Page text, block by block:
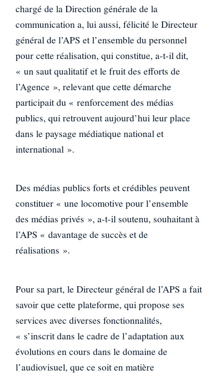
chargé de la Direction générale de la
communication a, lui aussi, félicité le Directeur
général de l’APS et l’ensemble du personnel
pour cette réalisation, qui constitue, a-t-il dit,
« un saut qualitatif et le fruit des efforts de
l’Agence », relevant que cette démarche
participait du « renforcement des médias
publics, qui retrouvent aujourd’hui leur place
dans le paysage médiatique national et
international ».
Des médias publics forts et crédibles peuvent
constituer « une locomotive pour l’ensemble
des médias privés », a-t-il soutenu, souhaitant à
l’APS « davantage de succès et de
réalisations ».
Pour sa part, le Directeur général de l’APS a fait
savoir que cette plateforme, qui propose ses
services avec diverses fonctionnalités,
« s’inscrit dans le cadre de l’adaptation aux
évolutions en cours dans le domaine de
l’audiovisuel, que ce soit en matière